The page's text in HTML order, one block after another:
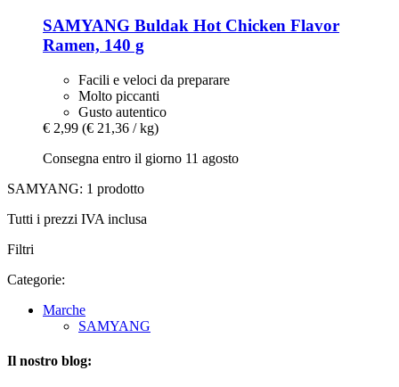
SAMYANG Buldak Hot Chicken Flavor
Ramen, 140 g
Facili e veloci da preparare
Molto piccanti
Gusto autentico
€ 2,99 (€ 21,36 / kg)
Consegna entro il giorno 11 agosto
SAMYANG: 1 prodotto
Tutti i prezzi IVA inclusa
Filtri
Categorie:
Marche
SAMYANG
Il nostro blog: